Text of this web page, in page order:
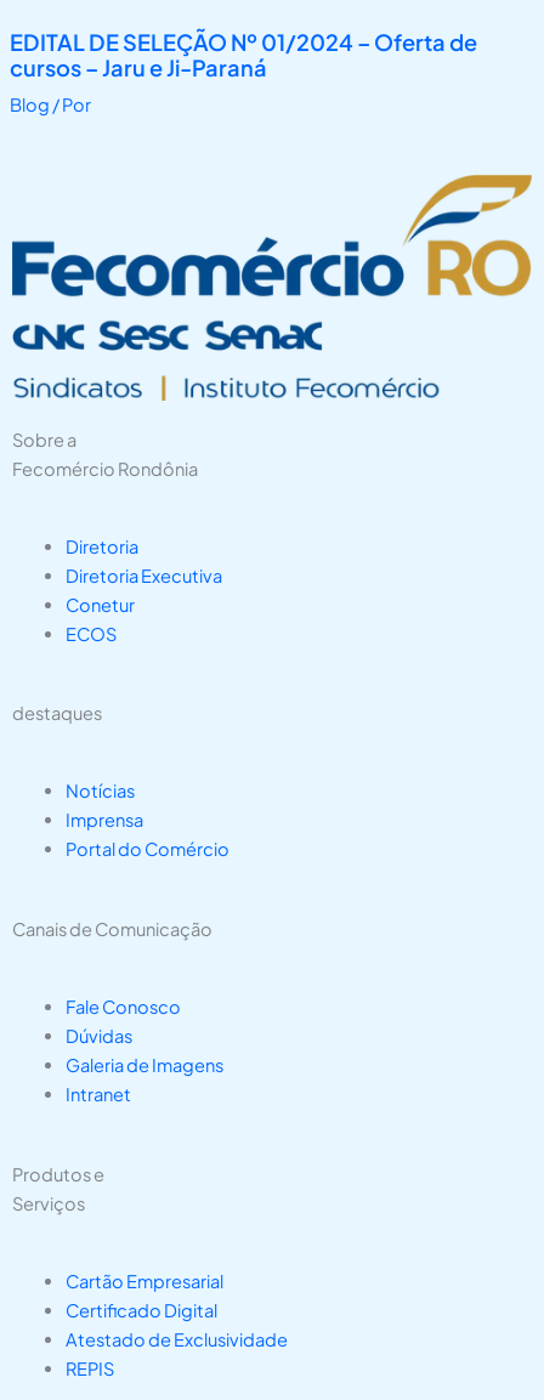
EDITAL DE SELEÇÃO Nº 01/2024 – Oferta de
cursos – Jaru e Ji-Paraná
Blog / Por
Sobre a
Fecomércio Rondônia
Diretoria
Diretoria Executiva
Conetur
ECOS
destaques
Notícias
Imprensa
Portal do Comércio
Canais de Comunicação
Fale Conosco
Dúvidas
Galeria de Imagens
Intranet
Produtos e
Serviços
Cartão Empresarial
Certificado Digital
Atestado de Exclusividade
REPIS